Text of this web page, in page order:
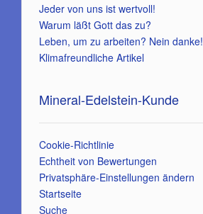
Jeder von uns ist wertvoll!
Warum läßt Gott das zu?
Leben, um zu arbeiten? Nein danke!
Klimafreundliche Artikel
Mineral-Edelstein-Kunde
Cookie-Richtlinie
Echtheit von Bewertungen
Privatsphäre-Einstellungen ändern
Startseite
Suche